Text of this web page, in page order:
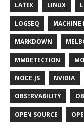
LATEX LINUX
LOGSEQ MACHINE
MARKDOWN
MMDETECTION
NODE.JS NVIDIA
OBSERVABILITY
OPEN SOURCE